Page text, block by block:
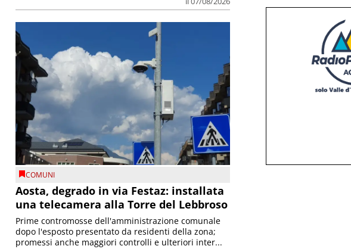
COMUNI
Aosta, degrado in via Festaz: installata
una telecamera alla Torre del Lebbroso
Prime contromosse dell'amministrazione comunale
dopo l'esposto presentato da residenti della zona;
promessi anche maggiori controlli e ulteriori inter...